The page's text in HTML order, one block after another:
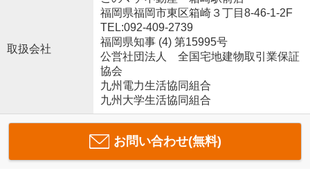
取扱会社
福岡県福岡市東区箱崎３丁目8-46-1-2F
TEL:092-409-2739
福岡県知事 (4) 第15995号
公営社団法人 全国宅地建物取引業保証
協会
九州電力生活協同組合
九州大学生活協同組合
お問い合わせ(無料)